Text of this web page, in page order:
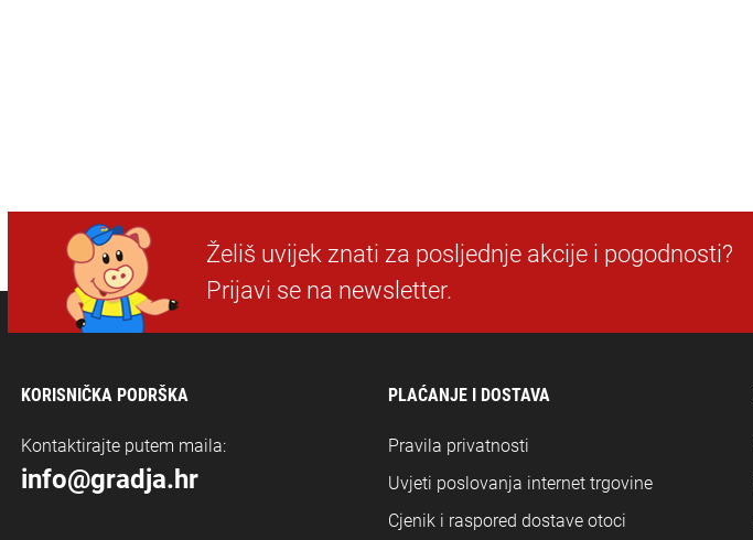
Želiš uvijek znati za posljednje akcije i pogodnosti?
Prijavi se na newsletter.
KORISNIČKA PODRŠKA
Kontaktirajte putem maila:
info@gradja.hr
PLAĆANJE I DOSTAVA
Pravila privatnosti
Uvjeti poslovanja internet trgovine
Cjenik i raspored dostave otoci